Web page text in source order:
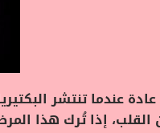
عندما تنتشر
القلب، إذا تُرك هذا